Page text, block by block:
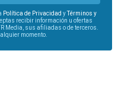
Política de Privacidad y
Términos y
recibir información u ofertas
Media, sus afiliadas o de terceros.
momento.